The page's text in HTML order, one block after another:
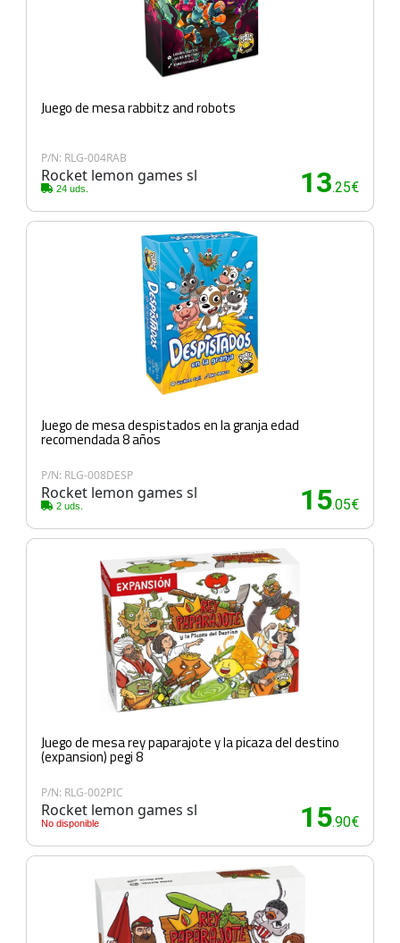
Juego de mesa rabbitz and robots
P/N: RLG-004RAB
Rocket lemon games sl
24 uds. 13.25€
Juego de mesa despistados en la granja edad
recomendada 8 años
P/N: RLG-008DESP
Rocket lemon games sl
2 uds. 15.05€
Juego de mesa rey paparajote y la picaza del destino
(expansion) pegi 8
P/N: RLG-002PIC
Rocket lemon games sl
No disponible 15.90€